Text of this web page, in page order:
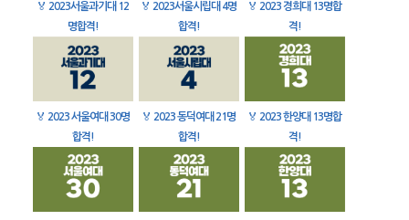
🏅 2023서울과기대 12
명합격!
🏅 2023서울시립대 4명
합격!
🏅 2023 경희대 13명합
격!
🏅 2023 서울여대 30명
합격!
🏅 2023 동덕여대 21명
합격!
🏅 2023 한양대 13명합
격!